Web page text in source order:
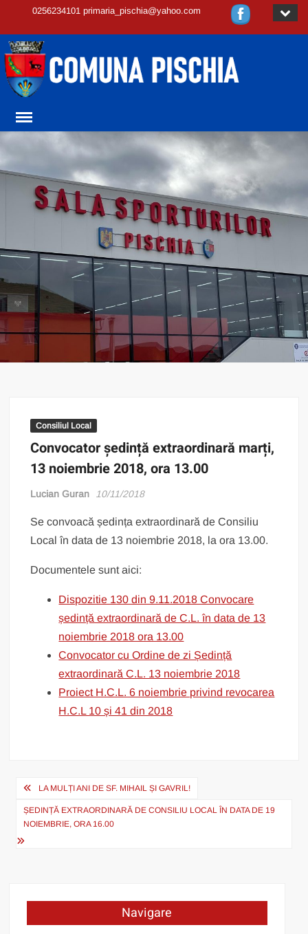
0256234101 primaria_pischia@yahoo.com
Consiliul Local
Convocator ședință extraordinară marți,
13 noiembrie 2018, ora 13.00
Lucian Guran 10/11/2018
Se convoacă ședința extraordinară de Consiliu
Local în data de 13 noiembrie 2018, la ora 13.00.
Documentele sunt aici:
Dispozitie 130 din 9.11.2018 Convocare
ședință extraordinară de C.L. în data de 13
noiembrie 2018 ora 13.00
Convocator cu Ordine de zi Ședință
extraordinară C.L. 13 noiembrie 2018
Proiect H.C.L. 6 noiembrie privind revocarea
H.C.L 10 și 41 din 2018
Post
navigation
LA MULȚI ANI DE SF. MIHAIL ȘI GAVRIL!
ȘEDINȚĂ EXTRAORDINARĂ DE CONSILIU LOCAL ÎN DATA DE 19
NOIEMBRIE, ORA 16.00
Navigare